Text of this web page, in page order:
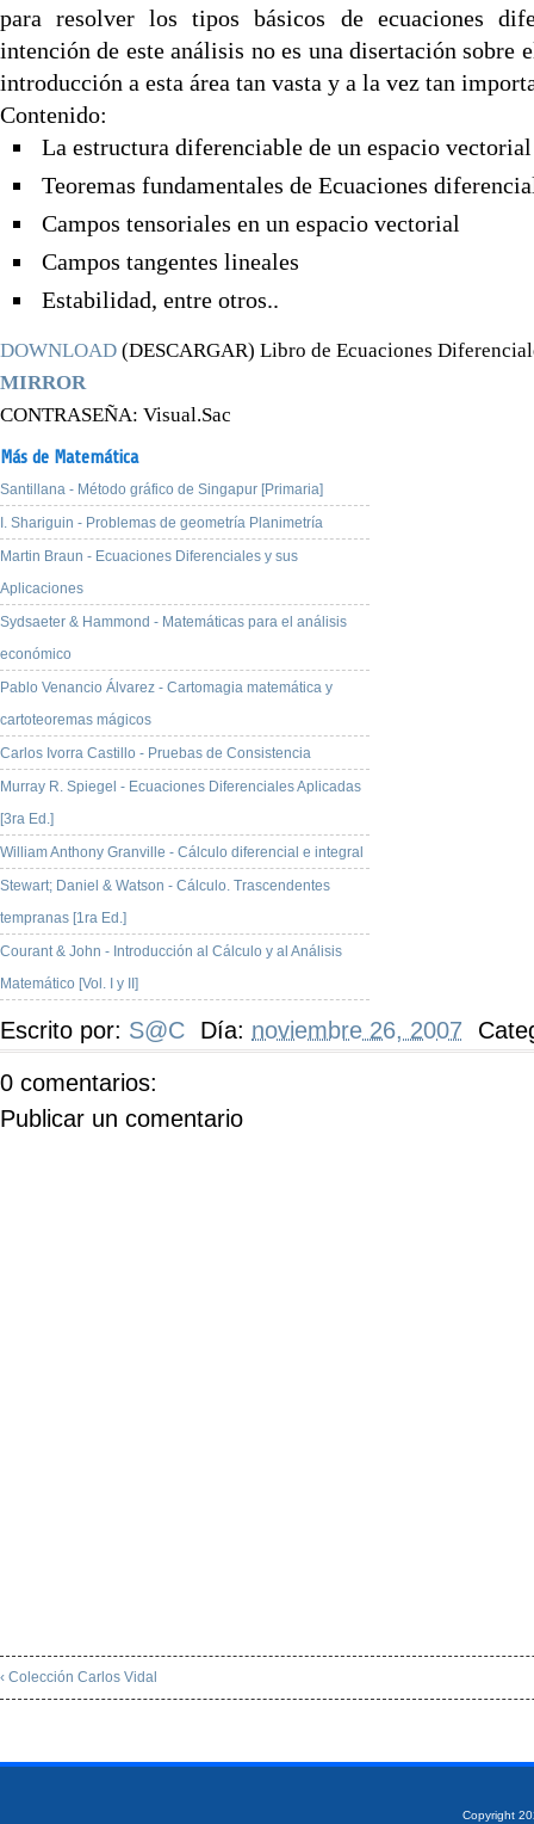
para resolver los tipos básicos de ecuaciones
intención de este análisis no es una disertación sobre
introducción a esta área tan vasta y a la vez tan
Contenido:
La estructura diferenciable de un espacio vectorial
Teoremas fundamentales de Ecuaciones
Campos tensoriales en un espacio vectorial
Campos tangentes lineales
Estabilidad, entre otros..
DOWNLOAD (DESCARGAR) Libro de Ecuaciones
MIRROR
CONTRASEÑA: Visual.Sac
Más de Matemática
Santillana - Método gráfico de Singapur [Primaria]
I. Shariguin - Problemas de geometría Planimetría
Martin Braun - Ecuaciones Diferenciales y sus
Aplicaciones
Sydsaeter & Hammond - Matemáticas para el análisis
económico
Pablo Venancio Álvarez - Cartomagia matemática y
cartoteoremas mágicos
Carlos Ivorra Castillo - Pruebas de Consistencia
Murray R. Spiegel - Ecuaciones Diferenciales Aplicadas
[3ra Ed.]
William Anthony Granville - Cálculo diferencial e integral
Stewart; Daniel & Watson - Cálculo. Trascendentes
tempranas [1ra Ed.]
Courant & John - Introducción al Cálculo y al Análisis
Matemático [Vol. I y II]
Escrito por: S@C Día: noviembre 26, 2007
0 comentarios:
Publicar un comentario
‹ Colección Carlos Vidal
Copyright